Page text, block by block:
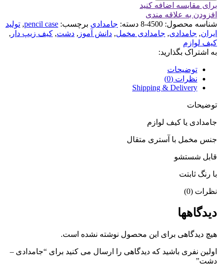
برای مقایسه اضافه کنید
افزودن به علاقه مندی
شناسه محصول: 4500-8 دسته: جامدادی برچسب: pencil case
, تولید
ایران, جامدادی, جامدادی مخمل, دانش آموز , دشت, کیف زیپ دار ,
کیف لوازم
به اشتراک بگذارید:
توضیحات
نظرات (0)
Shipping & Delivery
توضیحات
جامدادی یا کیف لوازم
جنس مخمل با آستری متقال
قابل شستشو
با رنگ ثابتت
نظرات (0)
دیدگاهها
هیچ دیدگاهی برای این محصول نوشته نشده است.
اولین نفری باشید که دیدگاهی را ارسال می کنید برای “جامدادی –
دشت”